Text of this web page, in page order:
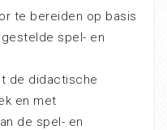
te bereiden op basis
spel- en
de didactische
en met
de spel- en